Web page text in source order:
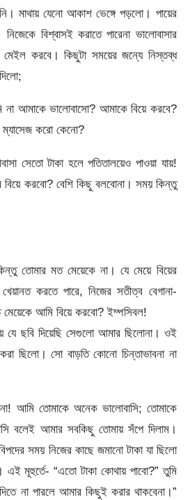
মাথায় যেনো আকাশ ভেঙ্গে পড়লো। পায়ের
বিশ্বাসই করাতে পারেনা ভালোবাসার
মেইল করবে। কিছুটা সময়ের জন্যে নিস্তব্ধ
আমাকে ভালোবাসো? আমাকে বিয়ে করবে?
করো কেনো?
সেতো টাকা হলে পতিতালয়েও পাওয়া যায়!
করবো? বেশি কিছু বলবোনা। সময় কিন্তু
তোমার মত মেয়েকে না। যে মেয়ে বিয়ের
করতে পারে, নিজের সতীত্ব বেগানা-
মেয়েকে আমি বিয়ে করবো? ইম্পসিবল!
ছবি দিয়েছি সেগুলো আমার ছিলোনা। ওই
ছিলো। সো বাড়তি কোনো চিন্তাভাবনা না
আমি তোমাকে অনেক ভালোবাসি; তোমাকে
বলেই আমার সবকিছু তোমায় সঁপে দিলাম।
সময় নিজের কাছে জমানো টাকা যা ছিলো
এই মূহুর্তে- “এতো টাকা কোথায় পাবো?” তুমি
না পারলে আমার কিছুই করার থাকবেনা।”